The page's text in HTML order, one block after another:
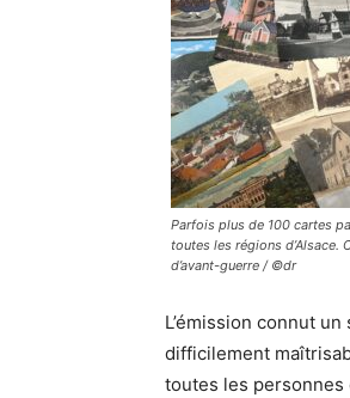
Parfois plus de 100 cartes
toutes les régions d’Alsace.
d’avant-guerre / ©dr
L’émission connut
difficilement
toutes les